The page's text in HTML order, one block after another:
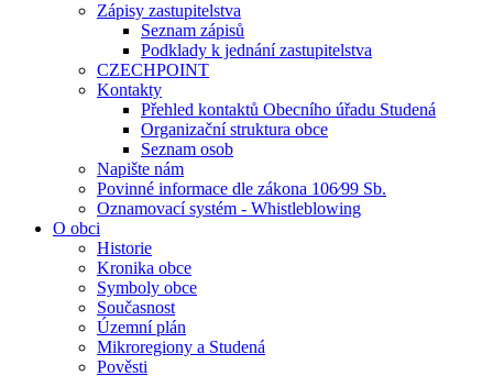
Zápisy zastupitelstva
Seznam zápisů
Podklady k jednání zastupitelstva
CZECHPOINT
Kontakty
Přehled kontaktů Obecního úřadu Studená
Organizační struktura obce
Seznam osob
Napište nám
Povinné informace dle zákona 106⁄99 Sb.
Oznamovací systém - Whistleblowing
O obci
Historie
Kronika obce
Symboly obce
Současnost
Územní plán
Mikroregiony a Studená
Pověsti